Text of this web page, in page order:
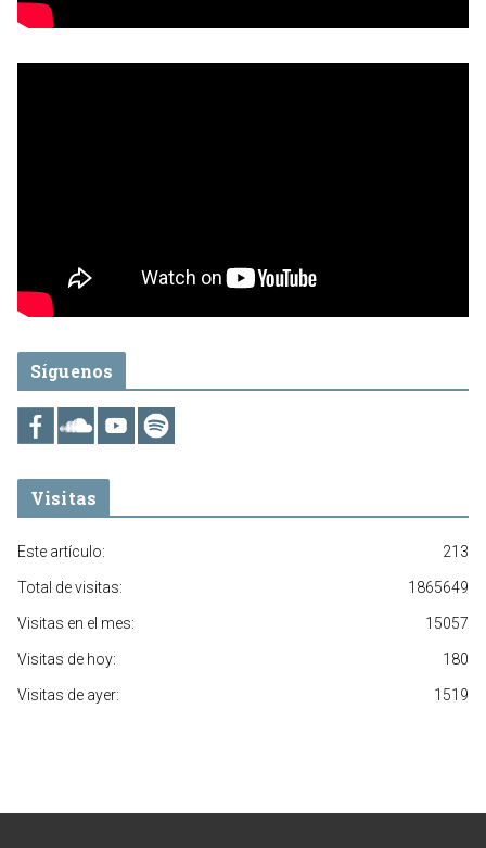
Síguenos
Visitas
213
Este artículo:
1865649
Total de visitas:
15057
Visitas en el mes:
180
Visitas de hoy:
1519
Visitas de ayer: